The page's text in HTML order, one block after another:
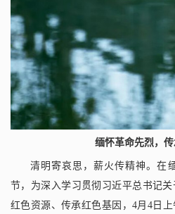
缅怀革命先烈，
清明寄哀思，薪火传精神。在
节，为深入学习贯彻习近平总书记
红色资源、传承红色基因， 4月 4日上